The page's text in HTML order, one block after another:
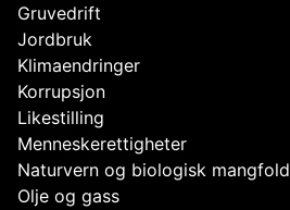
Gruvedrift
Jordbruk
Klimaendringer
Korrupsjon
Likestilling
Menneskerettigheter
Naturvern og biologisk mangfold
Olje og gass